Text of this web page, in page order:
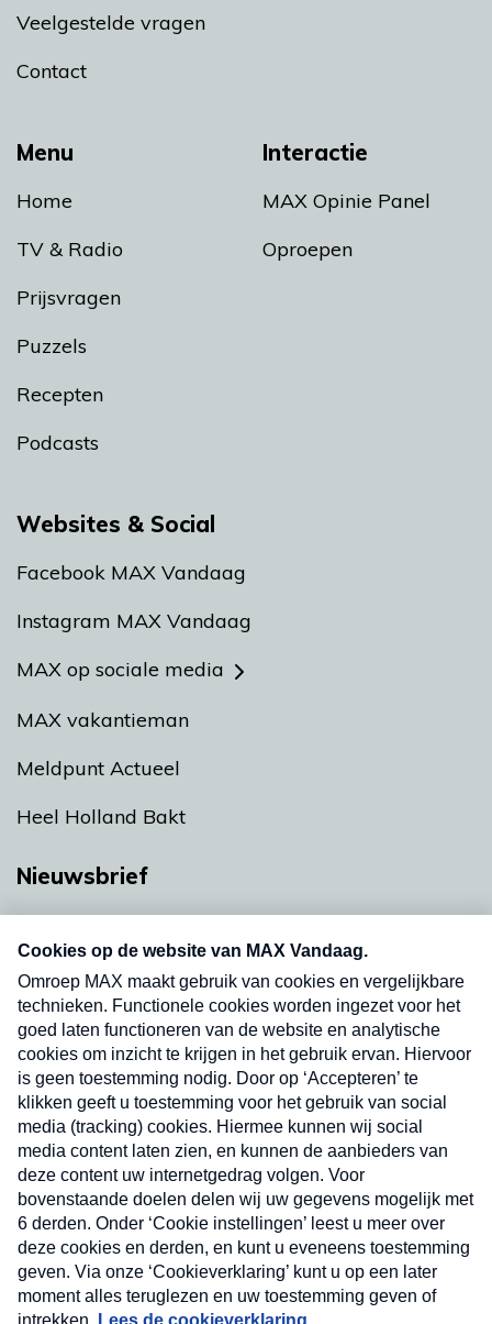
Menu
Home
TV & Radio
Prijsvragen
Puzzels
Recepten
Podcasts
Interactie
MAX Opinie Panel
Oproepen
Veelgestelde vragen
Contact
Websites & Social
Facebook MAX Vandaag
Instagram MAX Vandaag
MAX op sociale media
MAX vakantieman
Meldpunt Actueel
Heel Holland Bakt
Nieuwsbrief
Neem hier een gratis abonnement op onze
nieuwsbrief. Elke vrijdag- en dinsdagochtend in
uw mailbox.
Verzend
Nieuwsbrief
Neem hier een gratis abonnement op onze
nieuwsbrief. Elke vrijdag- en dinsdagochtend in uw